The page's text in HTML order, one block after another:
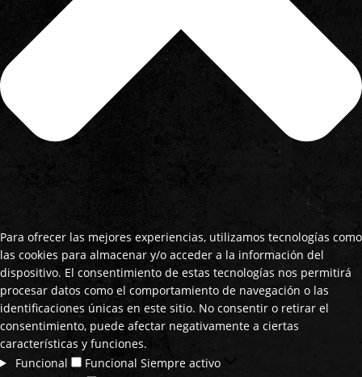
Para ofrecer las mejores experiencias, utilizamos tecnologías como
las cookies para almacenar y/o acceder a la información del
dispositivo. El consentimiento de estas tecnologías nos permitirá
procesar datos como el comportamiento de navegación o las
identificaciones únicas en este sitio. No consentir o retirar el
consentimiento, puede afectar negativamente a ciertas
características y funciones.
Funcional
Funcional Siempre activo